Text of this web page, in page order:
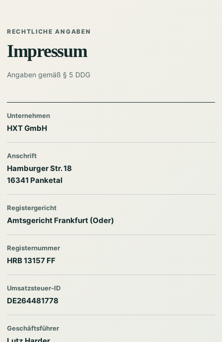
RECHTLICHE ANGABEN
Impressum
Angaben gemäß § 5 DDG
Unternehmen
HXT GmbH
Anschrift
Hamburger Str. 18
16341 Panketal
Registergericht
Amtsgericht Frankfurt (Oder)
Registernummer
HRB 13157 FF
Umsatzsteuer-ID
DE264481778
Geschäftsführer